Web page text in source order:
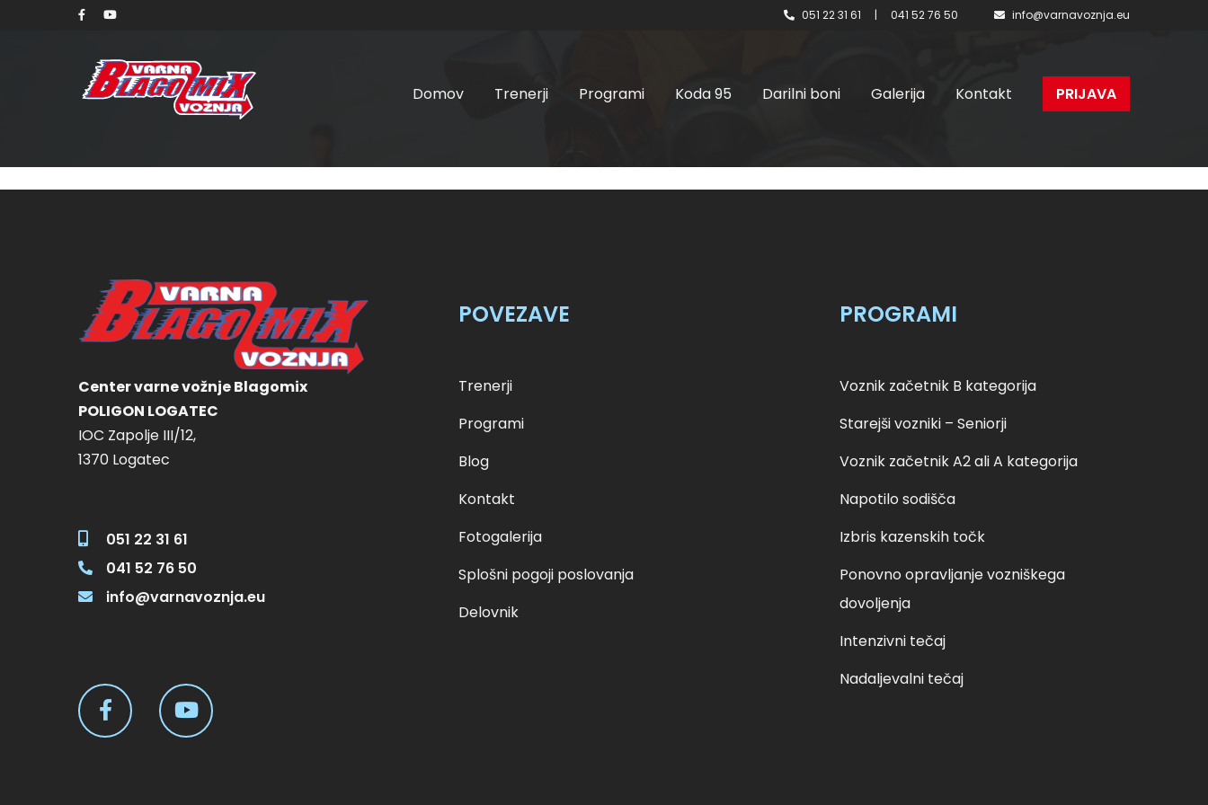
051 22 31 61 | 041 52 76 50 info@varnavoznja.eu
Domov Trenerji Programi Koda 95 Darilni boni Galerija Kontakt PRIJAVA
125,00 € Out of stock Category: Voznik začetnik B kategorija Related products Nedelja, 30. 1. 2022 ob
8:00 – I 125,00 € Add to cart nedelja, 6. 2. 2022 ob 8:00 – I 125,00 € Read more sobota, 26.02.2022 ob
Center varne vožnje Blagomix
POLIGON LOGATEC
IOC Zapolje III/12,
1370 Logatec
051 22 31 61
041 52 76 50
info@varnavoznja.eu
POVEZAVE
Trenerji
Programi
Blog
Kontakt
Fotogalerija
Splošni pogoji poslovanja
Delovnik
PROGRAMI
Voznik začetnik B kategorija
Starejši vozniki – Seniorji
Voznik začetnik A2 ali A kategorija
Napotilo sodišča
Izbris kazenskih točk
Ponovno opravljanje vozniškega
dovoljenja
Intenzivni tečaj
Nadaljevalni tečaj